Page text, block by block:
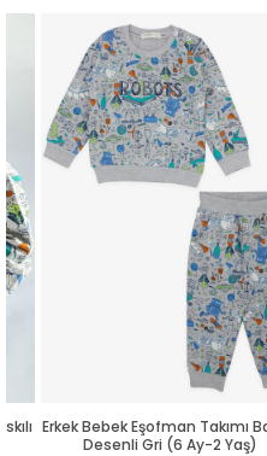
Erkek Bebek Eşofman Takımı Baskılı
Desenli Gri (6 Ay-2 Yaş)